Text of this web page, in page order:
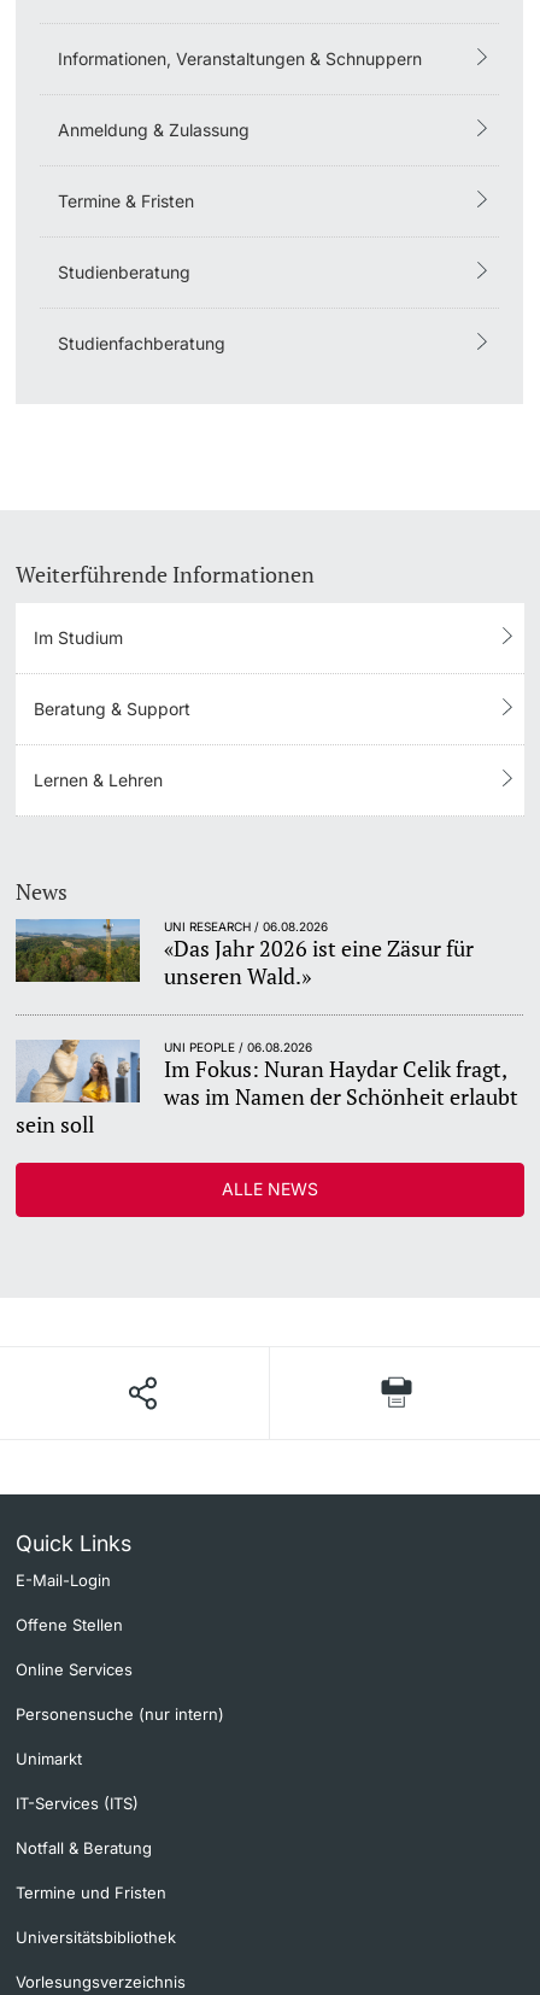
Berufseinstieg & Laufbahnberatung
Soziales & Gesundheit
Militär- & Zivildienst
Koordinationsstelle für Geflüchtete
Sprachenzentrum
Lernbörse
Informationen, Veranstaltungen & Schnuppern
Anmeldung & Zulassung
Termine & Fristen
Studienberatung
Studienfachberatung
Weiterführende Informationen
Im Studium
Beratung & Support
Lernen & Lehren
News
UNI RESEARCH / 06.08.2026
«Das Jahr 2026 ist eine Zäsur für
unseren Wald.»
UNI PEOPLE / 06.08.2026
Im Fokus: Nuran Haydar Celik fragt,
was im Namen der Schönheit erlaubt
sein soll
ALLE NEWS
Quick Links
E-Mail-Login
Offene Stellen
Online Services
Personensuche (nur intern)
Unimarkt
IT-Services (ITS)
Notfall & Beratung
Termine und Fristen
Universitätsbibliothek
Vorlesungsverzeichnis